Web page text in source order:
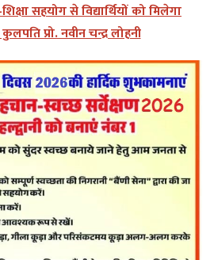
सहयोग से विद्यार्थियों को मिलेगा
प्रो. नवीन चन्द्र लोहनी